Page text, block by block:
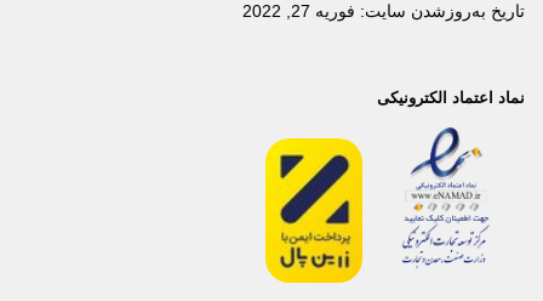
تاریخ به‌روزشدن سایت: فوریه 27, 2022
نماد اعتماد الکترونیکی